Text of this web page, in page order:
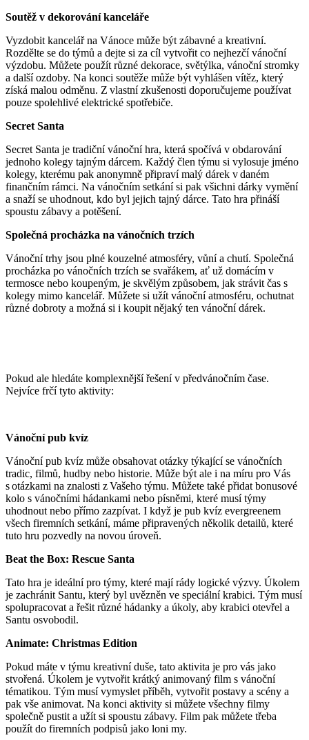
Soutěž v dekorování kanceláře
Vyzdobit kancelář na Vánoce může být zábavné a kreativní.
Rozdělte se do týmů a dejte si za cíl vytvořit co nejhezčí vánoční
výzdobu. Můžete použít různé dekorace, světýlka, vánoční stromky
a další ozdoby. Na konci soutěže může být vyhlášen vítěz, který
získá malou odměnu. Z vlastní zkušenosti doporučujeme používat
pouze spolehlivé elektrické spotřebiče.
Secret Santa
Secret Santa je tradiční vánoční hra, která spočívá v obdarování
jednoho kolegy tajným dárcem. Každý člen týmu si vylosuje jméno
kolegy, kterému pak anonymně připraví malý dárek v daném
finančním rámci. Na vánočním setkání si pak všichni dárky vymění
a snaží se uhodnout, kdo byl jejich tajný dárce. Tato hra přináší
spoustu zábavy a potěšení.
Společná procházka na vánočních trzích
Vánoční trhy jsou plné kouzelné atmosféry, vůní a chutí. Společná
procházka po vánočních trzích se svařákem, ať už domácím v
termosce nebo koupeným, je skvělým způsobem, jak strávit čas s
kolegy mimo kancelář. Můžete si užít vánoční atmosféru, ochutnat
různé dobroty a možná si i koupit nějaký ten vánoční dárek.
Pokud ale hledáte komplexnější řešení v předvánočním čase.
Nejvíce frčí tyto aktivity:
Vánoční pub kvíz
Vánoční pub kvíz může obsahovat otázky týkající se vánočních
tradic, filmů, hudby nebo historie. Může být ale i na míru pro Vás
s otázkami na znalosti z Vašeho týmu. Můžete také přidat bonusové
kolo s vánočními hádankami nebo písněmi, které musí týmy
uhodnout nebo přímo zazpívat. I když je pub kvíz evergreenem
všech firemních setkání, máme připravených několik detailů, které
tuto hru pozvedly na novou úroveň.
Beat the Box: Rescue Santa
Tato hra je ideální pro týmy, které mají rády logické výzvy. Úkolem
je zachránit Santu, který byl uvězněn ve speciální krabici. Tým musí
spolupracovat a řešit různé hádanky a úkoly, aby krabici otevřel a
Santu osvobodil.
Animate: Christmas Edition
Pokud máte v týmu kreativní duše, tato aktivita je pro vás jako
stvořená. Úkolem je vytvořit krátký animovaný film s vánoční
tématikou. Tým musí vymyslet příběh, vytvořit postavy a scény a
pak vše animovat. Na konci aktivity si můžete všechny filmy
společně pustit a užít si spoustu zábavy. Film pak můžete třeba
použít do firemních podpisů jako loni my.